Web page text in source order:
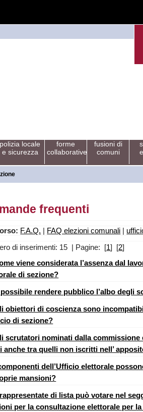
polizia locale
e sicurezza
forme
collaborative
fusioni di
comuni
frequenti
F.A.Q. | FAQ elezioni comunali |
di inserimenti: 15 | Pagine: [1] [2]
viene considerata l’assenza dal
di sezione?
possibile rendere pubblico l’albo degli
obiettori di coscienza sono
di sezione?
scrutatori nominati dalla
anche tra quelli non iscritti nell’
dell’Ufficio elettorale
mansioni?
di lista può votare nel
per la consultazione elettorale per